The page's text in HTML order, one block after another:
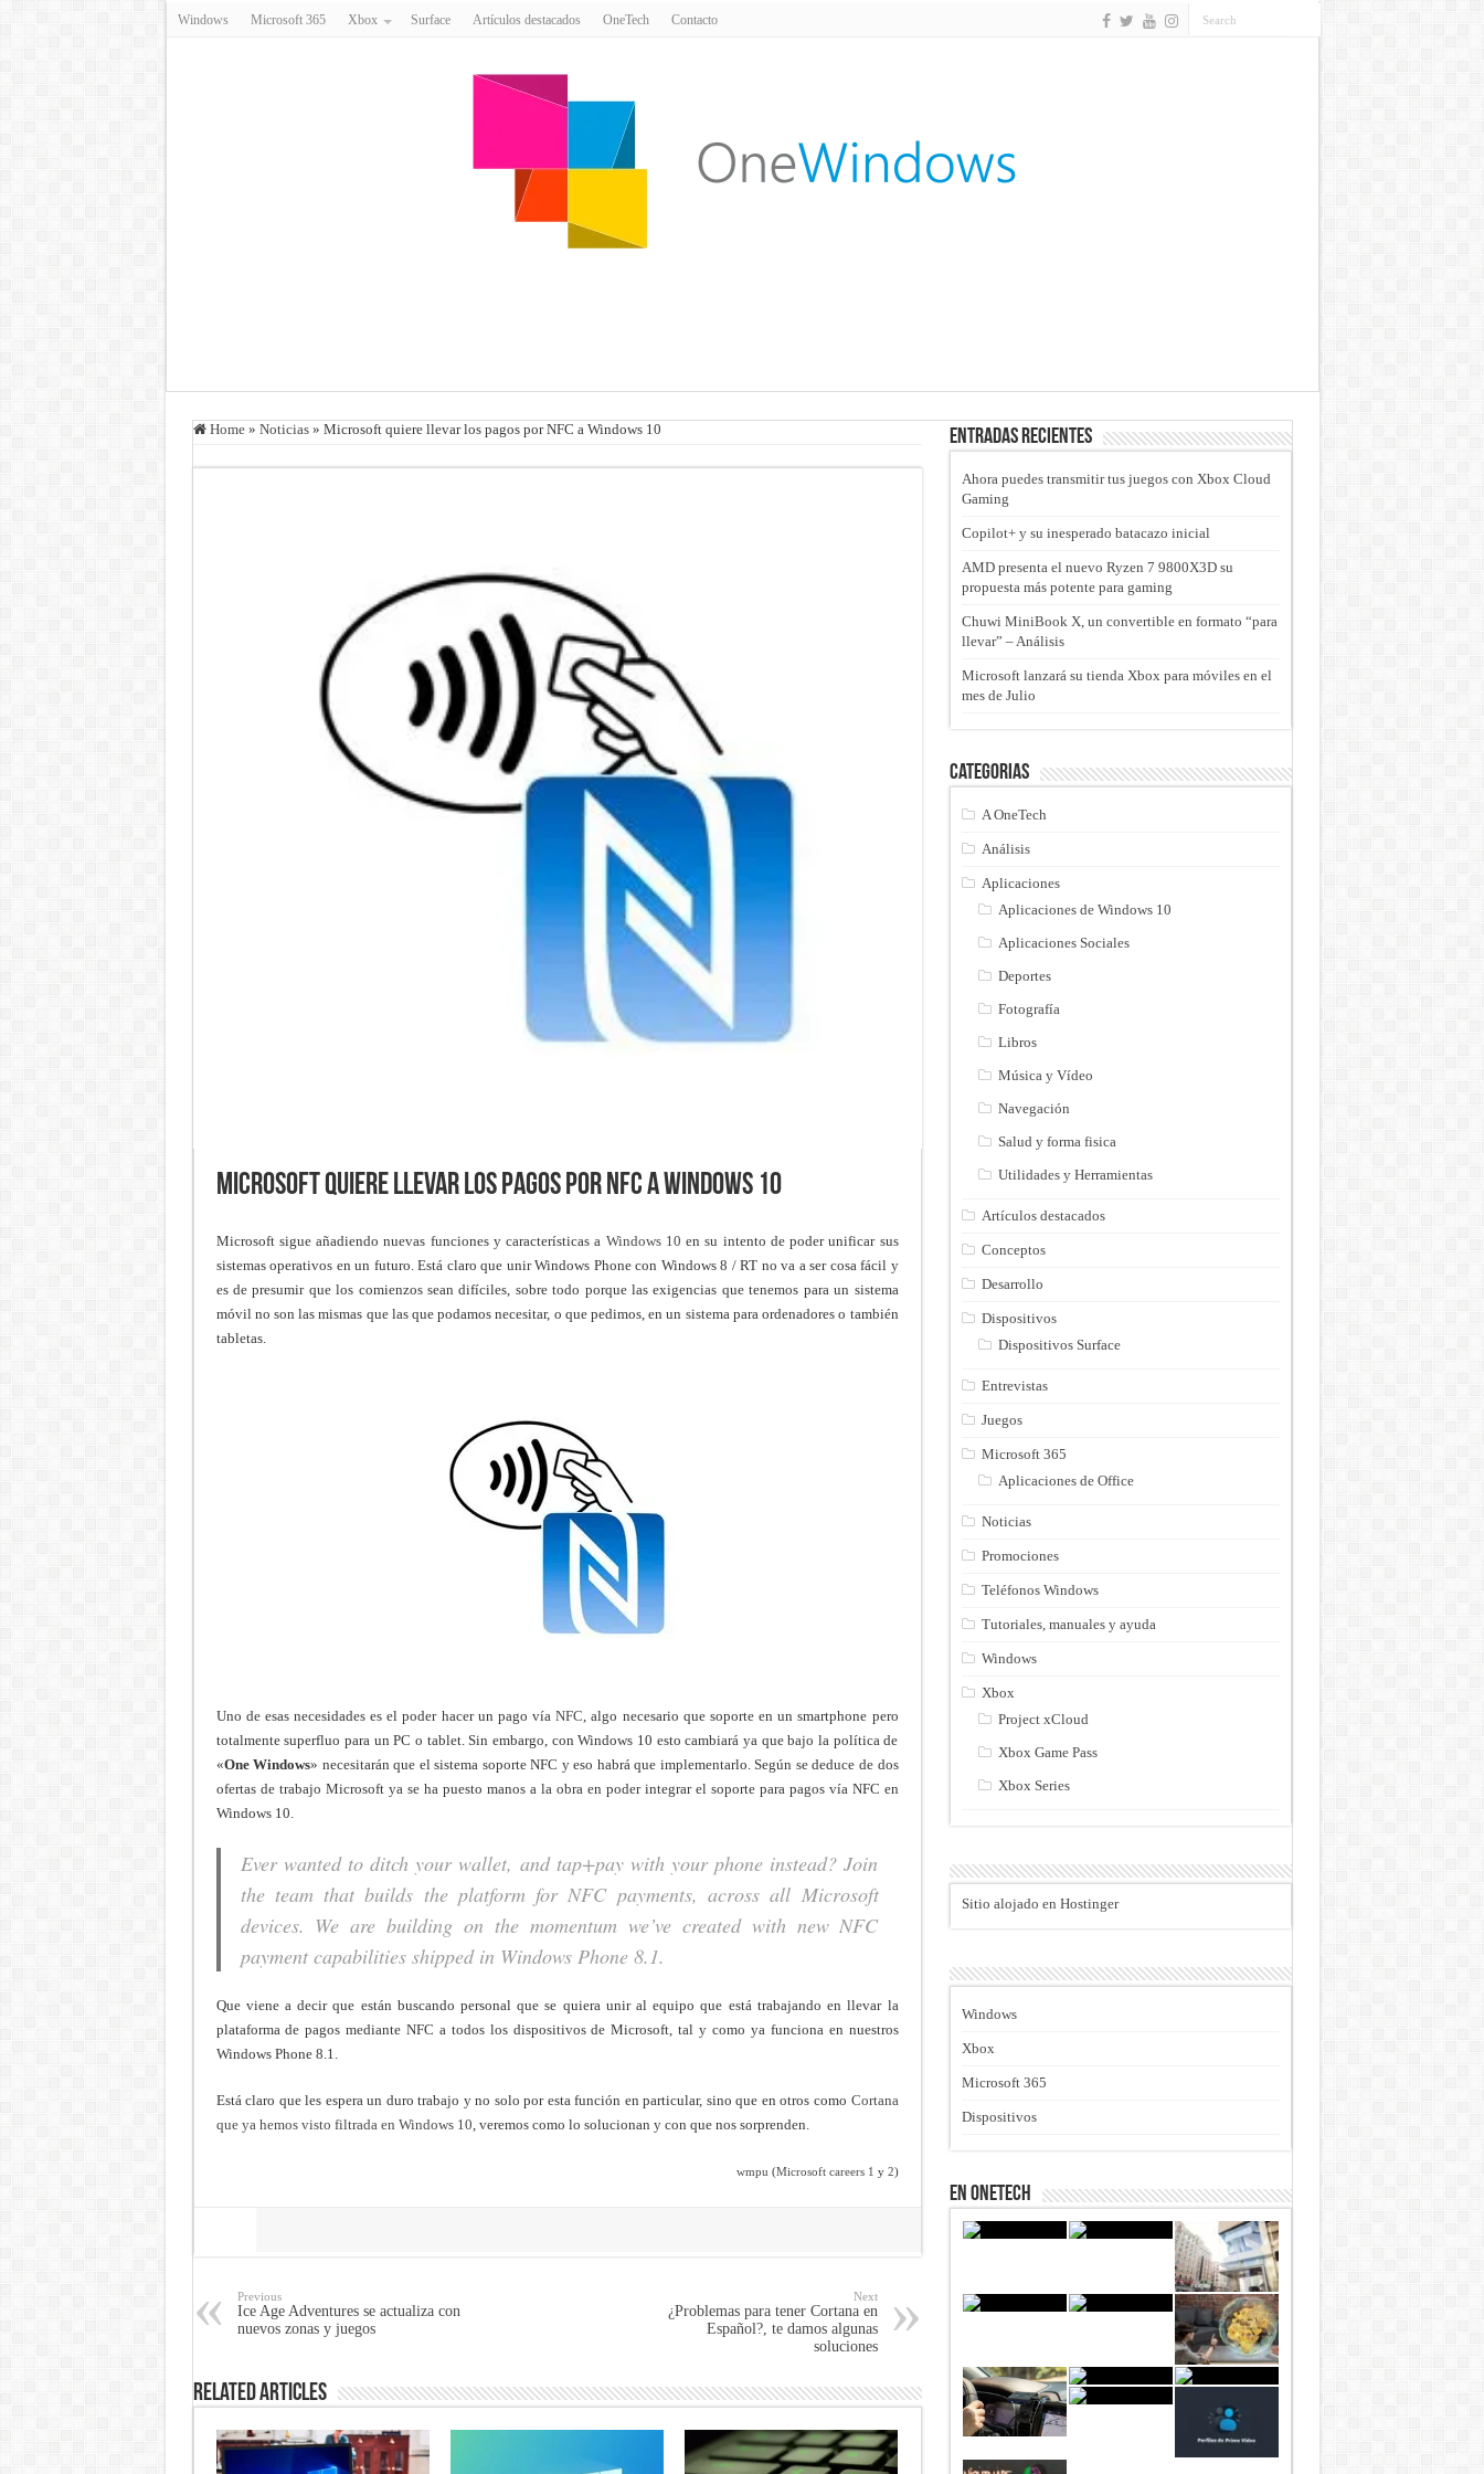
Windows Microsoft 365 Xbox Surface Artículos destacados OneTech Contacto
Home » Noticias » Microsoft quiere llevar los pagos por NFC a Windows 10
Microsoft quiere llevar los pagos por NFC a Windows 10
Microsoft sigue añadiendo nuevas funciones y características a Windows 10 en su intento de poder unificar sus
sistemas operativos en un futuro. Está claro que unir Windows Phone con Windows 8 / RT no va a ser cosa fácil y
es de presumir que los comienzos sean difíciles, sobre todo porque las exigencias que tenemos para un sistema
móvil no son las mismas que las que podamos necesitar, o que pedimos, en un sistema para ordenadores o también
tabletas.
Uno de esas necesidades es el poder hacer un pago víaNFC, algo necesario que soporte en un smartphone pero
totalmente superfluo para un PC o tablet. Sin embargo, con Windows 10 esto cambiará ya que bajo la política de
«One Windows» necesitarán que el sistema soporte NFC y eso habrá que implementarlo. Según se deduce de dos
ofertas de trabajo Microsoft ya se ha puesto manos a la obra en poder integrar el soporte para pagos vía NFC en
Windows 10.
Ever wanted to ditch your wallet, and tap+pay with your phone instead? Join
the team that builds the platform for NFC payments, across all Microsoft
devices. We are building on the momentum we’ve created with new NFC
payment capabilities shipped in Windows Phone 8.1.
Que viene a decir que están buscando personal que se quiera unir al equipo que está trabajando en llevar la
plataforma de pagos mediante NFC a todos los dispositivos de Microsoft, tal y como ya funciona en nuestros
Windows Phone 8.1.
Está claro que les espera un duro trabajo y no solo por esta función en particular, sino que en otros como Cortana
que ya hemos visto filtrada en Windows 10, veremos como lo solucionan y con que nos sorprenden.
wmpu (Microsoft careers 1 y 2)
Previous
Ice Age Adventures se actualiza con
nuevos zonas y juegos
Next
¿Problemas para tener Cortana en
Español?, te damos algunas
soluciones
Related Articles
Entradas recientes
Ahora puedes transmitir tus juegos con Xbox Cloud
Gaming
Copilot+ y su inesperado batacazo inicial
AMD presenta el nuevo Ryzen 7 9800X3D su
propuesta más potente para gaming
Chuwi MiniBook X, un convertible en formato “para
llevar” – Análisis
Microsoft lanzará su tienda Xbox para móviles en el
mes de Julio
Categorias
A OneTech
Análisis
Aplicaciones
Aplicaciones de Windows 10
Aplicaciones Sociales
Deportes
Fotografía
Libros
Música y Vídeo
Navegación
Salud y forma fisica
Utilidades y Herramientas
Artículos destacados
Conceptos
Desarrollo
Dispositivos
Dispositivos Surface
Entrevistas
Juegos
Microsoft 365
Aplicaciones de Office
Noticias
Promociones
Teléfonos Windows
Tutoriales, manuales y ayuda
Windows
Xbox
Project xCloud
Xbox Game Pass
Xbox Series
Sitio alojado en Hostinger
Windows
Xbox
Microsoft 365
Dispositivos
En Onetech